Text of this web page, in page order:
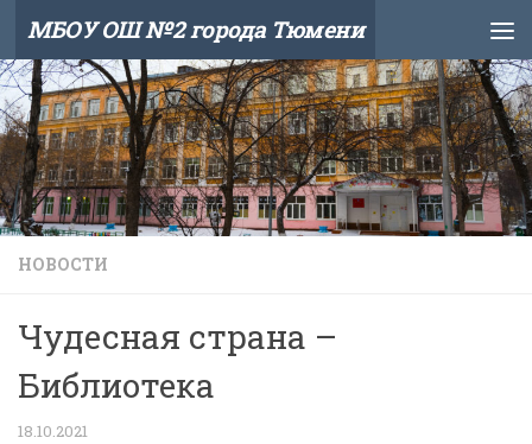
Skip to content
МБОУ ОШ №2 города Тюмени
НОВОСТИ
Чудесная страна –
Библиотека
18.10.2021